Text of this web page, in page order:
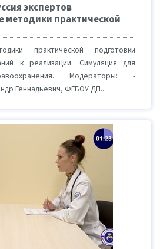
экспертов
практической
практической подготовки
к реализации. Симуляция для
Модераторы: -
Геннадьевич, ФГБОУ ДП...